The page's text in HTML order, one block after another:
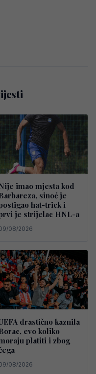
imao mjesta kod
sinoć je
hat-trick i
je strijelac HNL-a
08/2026
drastično kaznila
evo koliko
platiti i zbog
08/2026